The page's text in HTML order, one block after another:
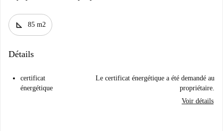
square_foot 85 m2
Détails
certificat
énergétique
Le certificat énergétique a été demandé au
propriétaire.
Voir détails